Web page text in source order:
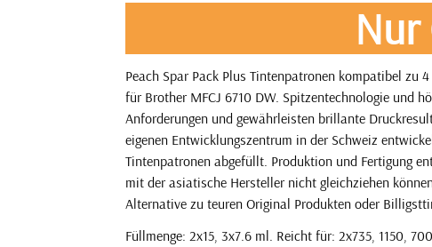
Nur
Peach Spar Pack Plus Tintenpatronen kompatibel
für Brother MFCJ 6710 DW. Spitzentechnologie und
Anforderungen und gewährleisten brillante
eigenen Entwicklungszentrum in der Schweiz
Tintenpatronen abgefüllt. Produktion und Fertigung
mit der asiatische Hersteller nicht gleichziehen
Alternative zu teuren Original Produkten oder
Füllmenge: 2x15, 3x7.6 ml. Reicht für: 2x735, 1150,